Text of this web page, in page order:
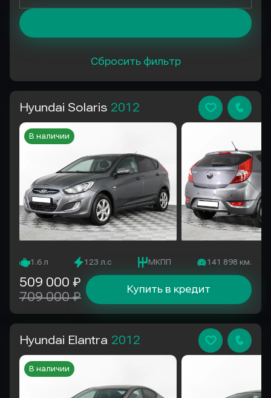
Сбросить фильтр
Hyundai Solaris 2012
1.6 л 123 л.с МКПП 141 898 км.
В наличии
Купить в кредит
509 000 ₽
709 000 ₽
Hyundai Elantra 2012
В наличии